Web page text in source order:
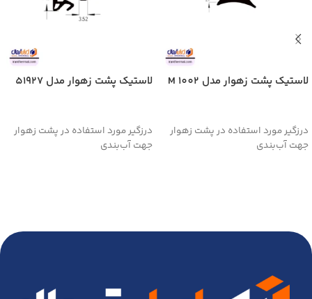
لاستیک پشت زهوار مدل 1002 M
درزگیر مورد استفاده در پشت زهوار
جهت آب‌بندی
لاستیک پشت زهوار مدل 51927
درزگیر مورد استفاده در پشت زهوار
جهت آب‌بندی